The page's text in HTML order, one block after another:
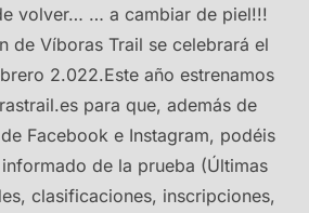
volver… … a cambiar de piel!!!
de Víboras Trail se celebrará el
2.022.Este año estrenamos
para que, además de
Facebook e Instagram, podéis
de la prueba (Últimas
clasificaciones, inscripciones,